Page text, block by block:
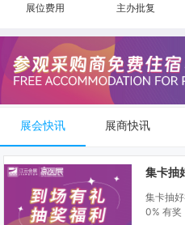
展位费用 主办批复
展会快讯 展商快讯
集卡抽
0% 有奖